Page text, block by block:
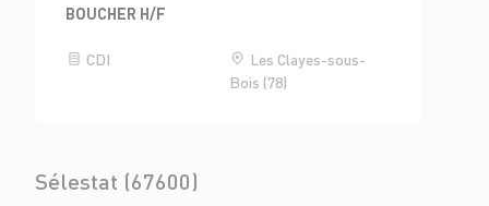
BOUCHER H/F
CDI
Les Clayes-sous-
Bois (78)
Sélestat (67600)